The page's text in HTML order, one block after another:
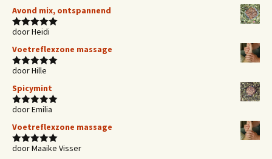
Avond mix, ontspannend
Waardering
door Heidi
Voetreflexzone massage
Waardering
door Hille
Spicymint
Waardering
door Emilia
Voetreflexzone massage
Waardering
door Maaike Visser